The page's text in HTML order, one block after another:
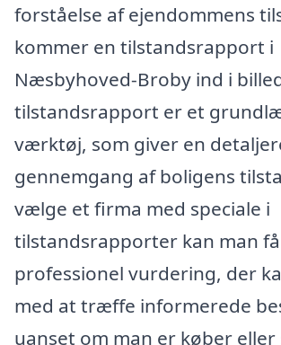
forståelse af ejendommens
kommer en tilstandsrapport i
Næsbyhoved-Broby ind i
tilstandsrapport er et
værktøj, som giver en
gennemgang af boligens
vælge et firma med speciale i
tilstandsrapporter kan man
professionel vurdering, der
med at træffe informerede
uanset om man er køber